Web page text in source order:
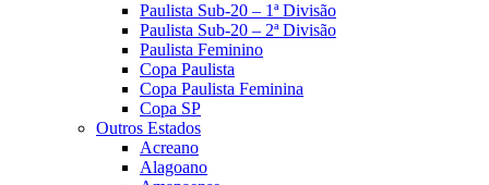
Paulista Sub-20 – 1ª Divisão
Paulista Sub-20 – 2ª Divisão
Paulista Feminino
Copa Paulista
Copa Paulista Feminina
Copa SP
Outros Estados
Acreano
Alagoano